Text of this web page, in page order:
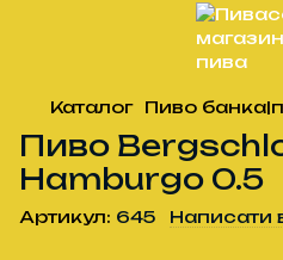
Каталог Пиво
Пиво
Hamburgo 0.5
Артикул: 645 Написати